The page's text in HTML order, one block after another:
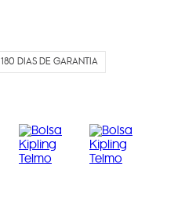
180 DIAS DE GARANTIA